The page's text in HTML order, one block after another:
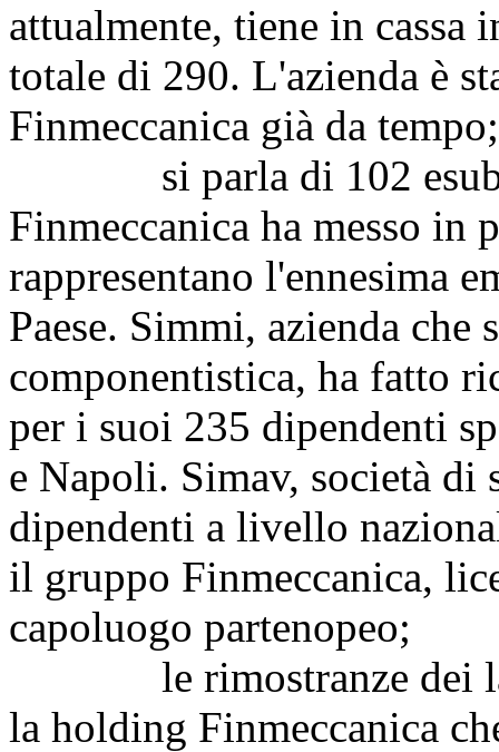
attualmente, tiene in cassa
totale di 290. L'azienda è
Finmeccanica già da tempo;
si parla di 102
Finmeccanica ha messo in
rappresentano l'ennesima
Paese. Simmi, azienda
componentistica, ha fatto
per i suoi 235 dipendenti
e Napoli. Simav, società di
dipendenti a livello
il gruppo Finmeccanica,
capoluogo partenopeo;
le rimostranze dei
la holding Finmeccanica